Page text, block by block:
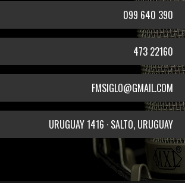
099 640 390
473 22160
FMSIGLO@GMAIL.COM
URUGUAY 1416 · SALTO, URUGUAY